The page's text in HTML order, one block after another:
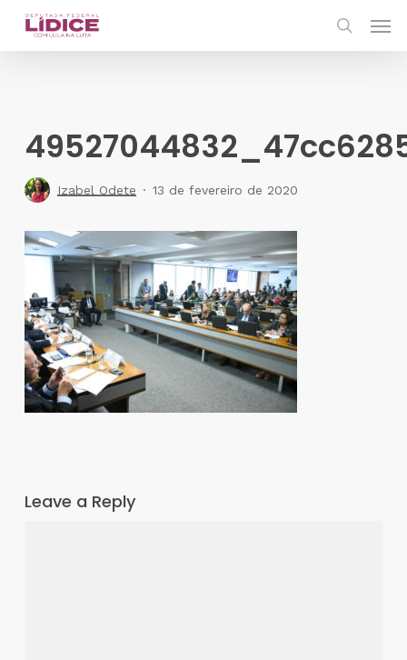
Skip
Izabel Odete 13 de fevereiro de 2020
Leave a Reply